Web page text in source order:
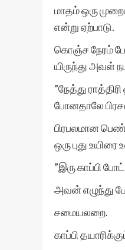
மாதம் ஒரு
என்று ஏற்பாடு.
கொஞ்ச நேரம்
யிருந்து அவள்
”நேத்து
போனதாலே
பிரபலமான
ஒரு புது
”இரு காப்பி
அவன் எழுந்து
சமையலறை.
காப்பி